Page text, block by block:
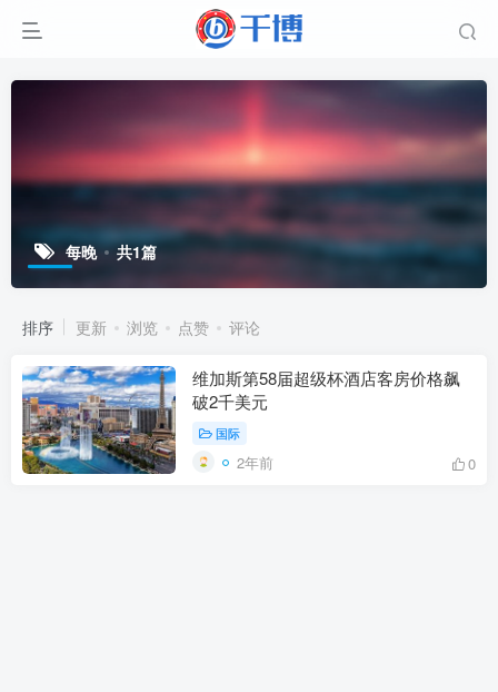
每晚 共1篇
排序 更新 浏览 点赞 评论
维加斯第58届超级杯酒店客房价格飙
破2千美元
国际
2年前 0